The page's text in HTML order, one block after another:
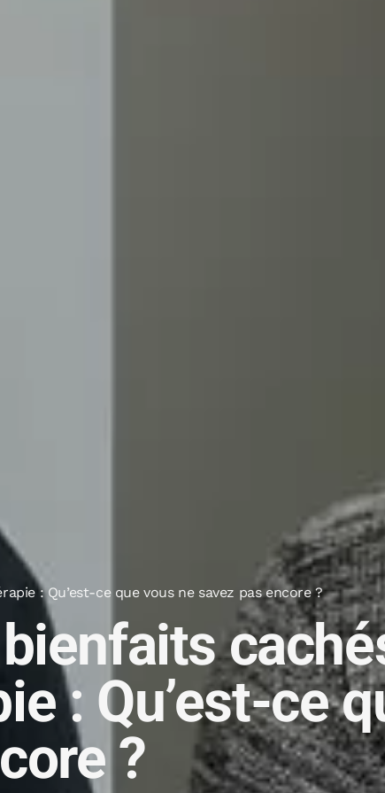
: Qu’est-ce que vous ne savez pas encore ?
: Qu’est-ce
?